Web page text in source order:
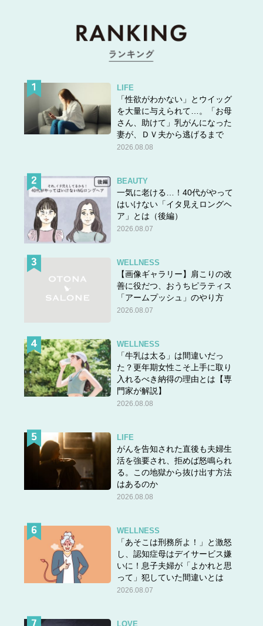
LIFE
「性欲がわかない」とウイッグ
を大量に与えられて…。「お母
さん、助けて」乳がんになった
妻が、ＤＶ夫から逃げるまで
2026.08.08
BEAUTY
一気に老ける…！40代がやって
はいけない「イタ見えロングヘ
ア」とは（後編）
2026.08.07
WELLNESS
【画像ギャラリー】肩こりの改
善に役だつ、おうちピラティス
「アームプッシュ」のやり方
2026.08.07
WELLNESS
「牛乳は太る」は間違いだっ
た？更年期女性こそ上手に取り
入れるべき納得の理由とは【専
門家が解説】
2026.08.08
LIFE
がんを告知された直後も夫婦生
活を強要され、拒めば怒鳴られ
る。この地獄から抜け出す方法
はあるのか
2026.08.08
WELLNESS
「あそこは刑務所よ！」と激怒
し、認知症母はデイサービス嫌
いに！息子夫婦が「よかれと思
って」犯していた間違いとは
2026.08.07
LOVE